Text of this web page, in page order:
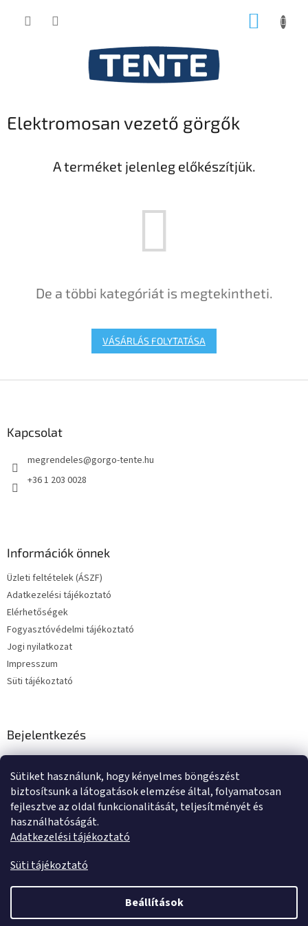
Sütiket használunk, hogy kényelmes böngészést
biztosítsunk a látogatások elemzése által, folyamatosan
fejlesztve az oldal funkcionalitását, teljesítményét és
használhatóságát.
Adatkezelési tájékoztató
Süti tájékoztató
Beállítások
KOSÁR
Elektromosan vezető görgők
A terméket jelenleg előkészítjük.
De a többi kategóriát is megtekintheti.
VÁSÁRLÁS FOLYTATÁSA
Kapcsolat
megrendeles@gorgo-tente.hu
+36 1 203 0028
Információk önnek
Üzleti feltételek (ÁSZF)
Adatkezelési tájékoztató
Elérhetőségek
Fogyasztóvédelmi tájékoztató
Jogi nyilatkozat
Impresszum
Süti tájékoztató
Bejelentkezés
Jelszó
BEJELENTKEZÉS
Új regisztrációElfelejtett jelszó
Shoptet készítette